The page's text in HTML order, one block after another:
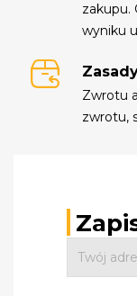
zakupu.
wyniku
Zwrotu
zwrotu,